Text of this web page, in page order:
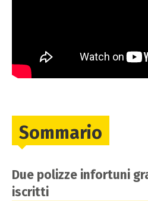
Sommario
Due polizze infortuni
iscritti